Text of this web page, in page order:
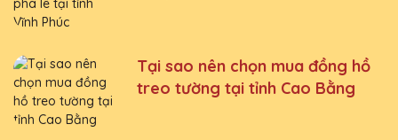
Tại sao nên chọn mua đồng hồ
treo tường tại tỉnh Cao Bằng